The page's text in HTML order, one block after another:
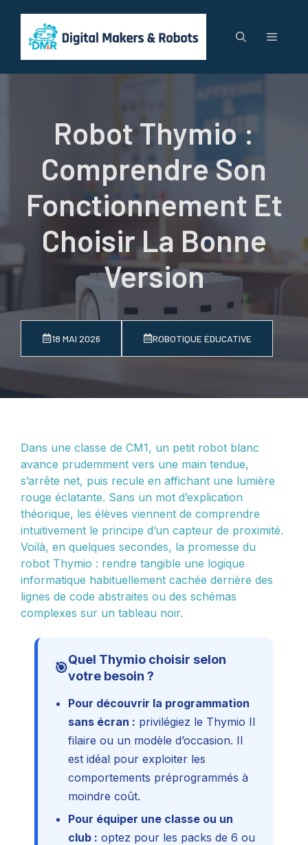
contenu
Menu
Robot Thymio :
Comprendre Son
Fonctionnement Et
Choisir La Bonne
Version
18 MAI 2026 ROBOTIQUE ÉDUCATIVE
Dans une classe de CM1, un petit robot blanc
avance prudemment vers une main tendue,
s’arrête net, puis recule en affichant une lumière
rouge éclatante. Sans un mot d’explication
théorique, les élèves viennent de comprendre
intuitivement le principe d’un capteur de proximité.
Voilà, en quelques secondes, la promesse du
robot Thymio : rendre tangible une logique
informatique habituellement cachée derrière des
lignes de code abstraites ou des schémas
complexes sur un tableau noir.
🎯
Quel Thymio choisir selon
votre besoin ?
Pour découvrir la programmation
sans écran : privilégiez le Thymio II
filaire ou un modèle d’occasion. Il
est idéal pour exploiter les
comportements préprogrammés à
moindre coût.
Pour équiper une classe ou un
club : optez pour les packs de 6 ou